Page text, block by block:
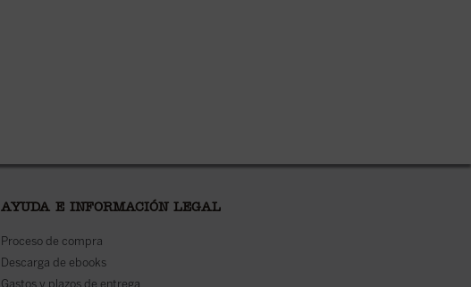
AYUDA E INFORMACIÓN LEGAL
Proceso de compra
Descarga de ebooks
Gastos y plazos de entrega